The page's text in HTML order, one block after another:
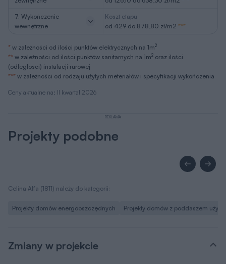
Ceny aktualne na: II kwartał 2026
7. Wykończenie
wewnętrzne
Koszt etapu
od 429 do 878,80 zł/m2 ***
* w zależności od ilości punktów elektrycznych na 1m2
** w zależności od ilości punktów sanitarnych na 1m2 oraz ilości
(odległości) instalacji rurowej
*** w zależności od rodzaju użytych meteriałów i specyfikacji wykończenia
REKLAMA
Projekty podobne
Celina Alfa (1811) należy do kategorii:
Projekty domów energooszczędnych Projekty domów z poddaszem
Zmiany w projekcie